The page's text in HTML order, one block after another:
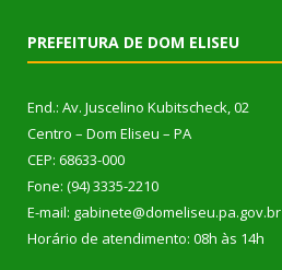
PREFEITURA DE DOM ELISEU
End.: Av. Juscelino Kubitscheck, 02
Centro – Dom Eliseu – PA
CEP: 68633-000
Fone: (94) 3335-2210
E-mail: gabinete@domeliseu.pa.gov.br
Horário de atendimento: 08h às 14h